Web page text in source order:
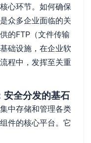
心环节。如何确保
众多企业面临的关
的FTP（文件传输
础设施，在企业软
程中，发挥至关重
安全分发的基石
中存储和管理各类
件的核心平台。它